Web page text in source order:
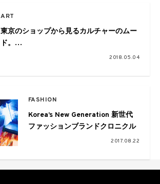
ART
東京のショップから見るカルチャーのムー
ド。
VOILLD×commune×SUPPLY/BACKDOOR
2018.05.04
FASHION
Korea’s New Generation 新世代
ファッションブランドクロニクル
2017.08.22